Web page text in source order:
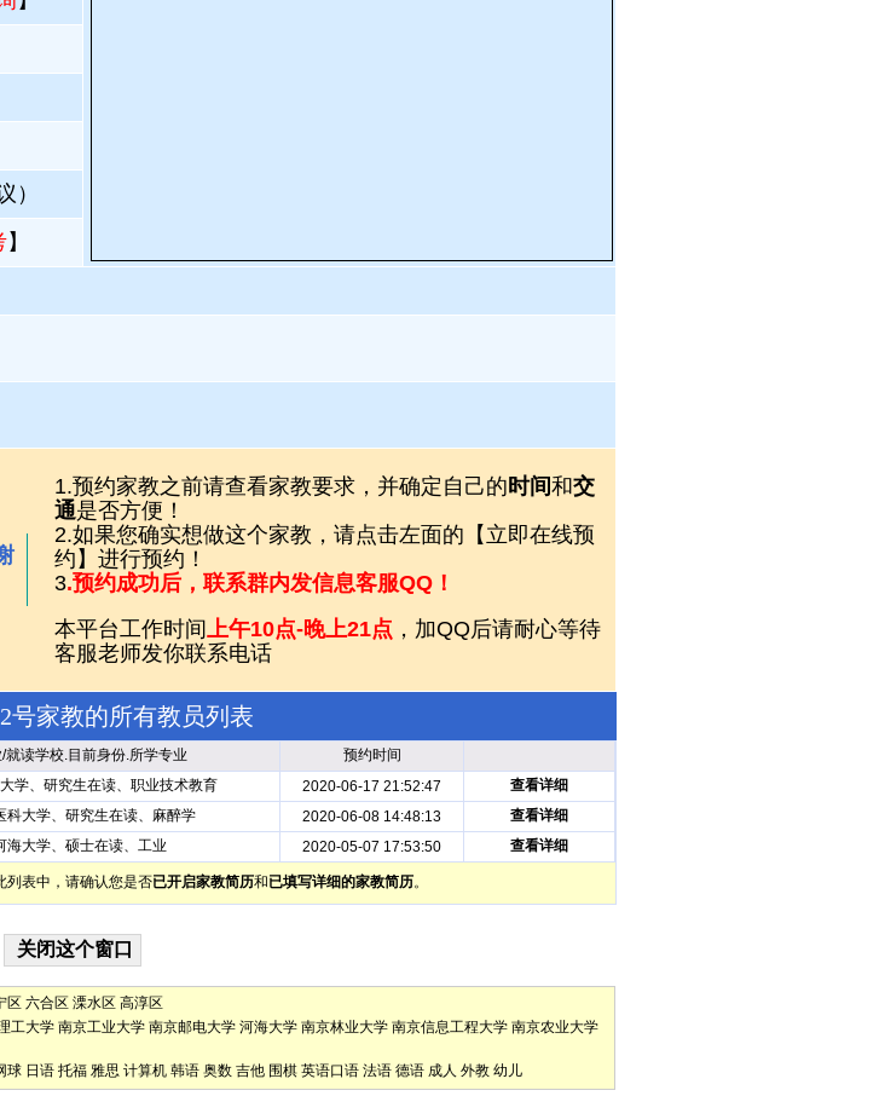
）
】
1.预约家教之前请查看家教要求，并确定自己的时间和交
通是否方便！
2.如果您确实想做这个家教，请点击左面的【立即在线预
约】进行预约！
3.预约成功后，联系群内发信息客服QQ！
本平台工作时间上午10点-晚上21点 ，加QQ后请耐心等待
客服老师发你联系电话
号家教的所有教员列表
就读学校.目前身份.所学专业
预约时间
学、研究生在读、职业技术教育 2020-06-17 21:52:47
查看详细
科大学、研究生在读、麻醉学 2020-06-08 14:48:13
查看详细
海大学、硕士在读、工业 2020-05-07 17:53:50 查看详细
列表中，请确认您是否已开启家教简历和已填写详细的家教简历。
区 六合区 溧水区 高淳区
工大学 南京工业大学 南京邮电大学 河海大学 南京林业大学 南京信息工程大学 南京农业大学
球 日语 托福 雅思 计算机 韩语 奥数 吉他 围棋 英语口语 法语 德语 成人 外教 幼儿